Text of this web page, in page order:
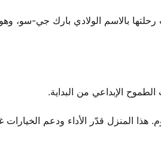
بالاسم الولادي بارك جي-سو،
الإبداعي من البداية.
المنزل قدّر الأداء ودعم الخيارات